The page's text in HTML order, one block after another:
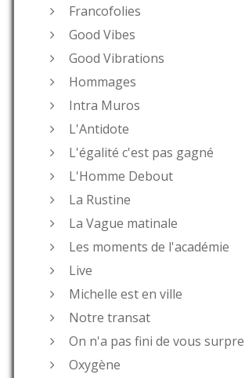
Francofolies
Good Vibes
Good Vibrations
Hommages
Intra Muros
L'Antidote
L'égalité c'est pas gagné
L'Homme Debout
La Rustine
La Vague matinale
Les moments de l'académie
Live
Michelle est en ville
Notre transat
On n'a pas fini de vous
Oxygène